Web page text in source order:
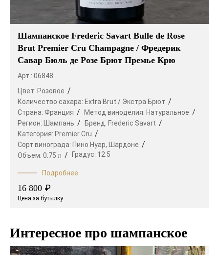
Шампанское Frederic Savart Bulle de Rose
Brut Premier Cru Champagne / Фредерик
Савар Бюль де Розе Брют Премье Крю
Арт.: 06848
Цвет: Розовое
Количество сахара: Extra Brut / Экстра Брют
Страна: Франция Метод виноделия: Натуральное
Регион: Шампань Бренд: Frederic Savart
Категория: Premier Cru
Сорт винограда: Пино Нуар, Шардоне
Объем: 0.75 л Градус: 12.5
Подробнее
16 800 ₽
Цена за бутылку
Интересное про шампанское